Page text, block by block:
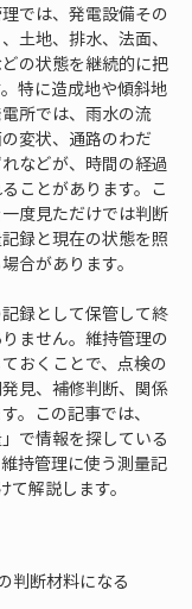
では、発電設備その
土地、排水、法面、
の状態を継続的に把
特に造成地や傾斜地
所では、雨水の流
変状、通路のわだ
などが、時間の経過
ことがあります。こ
度見ただけでは判断
録と現在の状態を照
合があります。
録として保管して終
ません。維持管理の
おくことで、点検の
見、補修判断、関係
。この記事では、
で情報を探している
持管理に使う測量記
解説します。
判断材料になる